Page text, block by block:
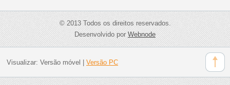
© 2013 Todos os direitos reservados.
Desenvolvido porWebnode
Visualizar: Versão móvel Versão PC